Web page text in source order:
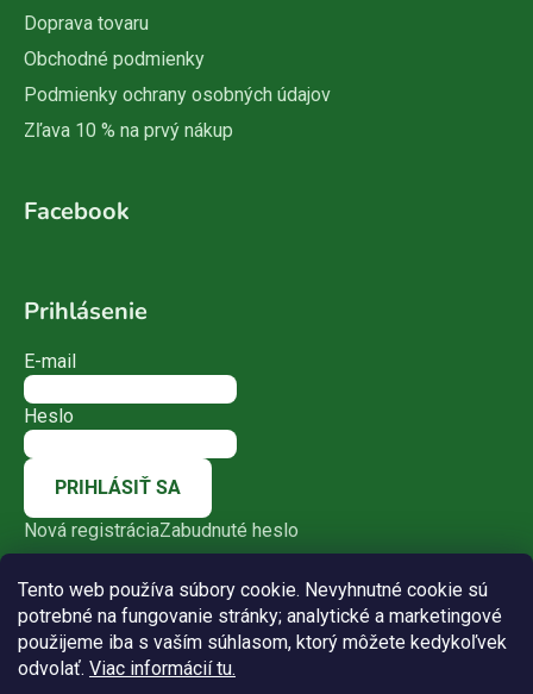
Tento web používa súbory cookie. Nevyhnutné cookie sú
potrebné na fungovanie stránky; analytické a marketingové
použijeme iba s vaším súhlasom, ktorý môžete kedykoľvek
odvolať. Viac informácií tu.
Doprava tovaru
Obchodné podmienky
Podmienky ochrany osobných údajov
Zľava 10 % na prvý nákup
Facebook
Prihlásenie
E-mail
Heslo
PRIHLÁSIŤ SA
Nová registráciaZabudnuté heslo